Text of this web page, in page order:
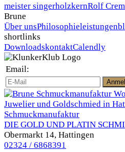
meister singerholzkernRolf
Brune
Über unsPhilosophieleistungen
shortlinks
DownloadskontaktCalendly
Email:
Schmuckmanufaktur
DIE GOLD UND PLATIN
Obermarkt 14, Hattingen
02324 / 6868391